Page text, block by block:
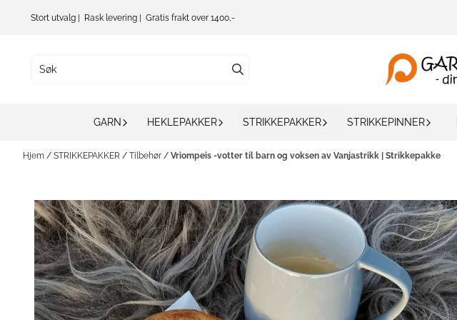
Hopp til innhold
Stort utvalg | Rask levering | Gratis frakt over 1400,-
GARN HEKLEPAKKER STRIKKEPAKKER STRIKKEPINNER
Hjem / STRIKKEPAKKER / Tilbehør / Vriompeis -votter til barn og voksen av Vanjastrikk | Strikkepakke